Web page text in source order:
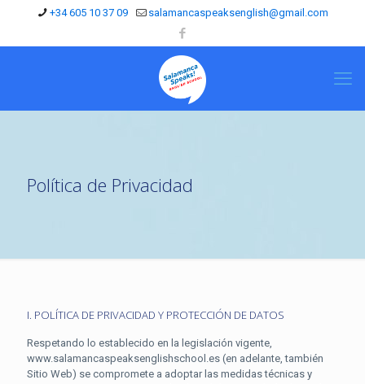
+34 605 10 37 09 salamancaspeaksenglish@gmail.com
Política de Privacidad
I. POLÍTICA DE PRIVACIDAD Y PROTECCIÓN DE DATOS
Respetando lo establecido en la legislación vigente,
www.salamancaspeaksenglishschool.es (en adelante, también
Sitio Web) se compromete a adoptar las medidas técnicas y